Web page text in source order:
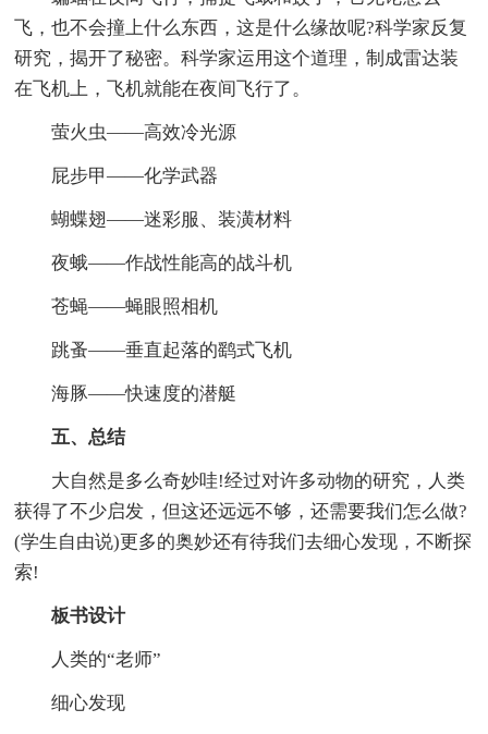
飞，也不会撞上什么东西，这是什么缘故呢?科学家反复
研究，揭开了秘密。科学家运用这个道理，制成雷达装
在飞机上，飞机就能在夜间飞行了。
萤火虫——高效冷光源
屁步甲——化学武器
蝴蝶翅——迷彩服、装潢材料
夜蛾——作战性能高的战斗机
苍蝇——蝇眼照相机
跳蚤——垂直起落的鹞式飞机
海豚——快速度的潜艇
五、总结
大自然是多么奇妙哇!经过对许多动物的研究，人类
获得了不少启发，但这还远远不够，还需要我们怎么做?
(学生自由说)更多的奥妙还有待我们去细心发现，不断探
索!
板书设计
人类的“老师”
细心发现